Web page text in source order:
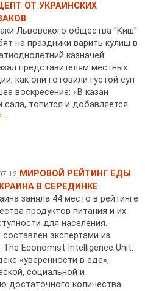
ОТ УКРАИНСКИХ
Львовского общества "Киш"
на праздники варить кулиш в
казначей
представителям местных
как они готовили густой суп
воскресение: «В казан
топится и добавляется
МИРОВОЙ РЕЙТИНГ ЕДЫ
В СЕРЕДИНКЕ
заняла 44 место в рейтинге
продуктов питания и их
для населения.
экспертами из
Economist Intelligence Unit.
«уверенности в еде»,
социальной и
достаточного количества